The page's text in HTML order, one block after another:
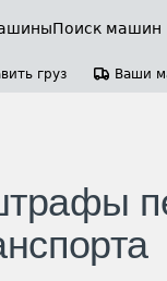
Поиск машин
груз Ваши